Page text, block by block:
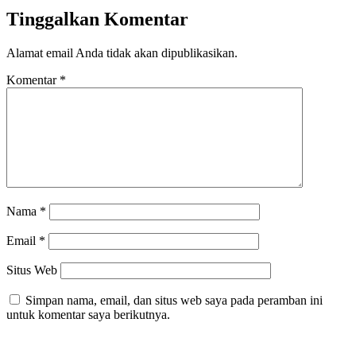
Tinggalkan Komentar
Alamat email Anda tidak akan dipublikasikan.
Komentar *
Nama *
Email *
Situs Web
Simpan nama, email, dan situs web saya pada peramban ini
untuk komentar saya berikutnya.